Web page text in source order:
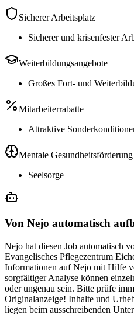
Sicherer Arbeitsplatz
Sicherer und krisenfester
Weiterbildungsangebote
Großes Fort- und
Mitarbeiterrabatte
Attraktive
Mentale Gesundheitsförderung
Seelsorge
Von Nejo automatisch
Nejo hat diesen Job automatisch
Evangelisches Pflegezentrum
Informationen auf Nejo mit Hilfe
sorgfältiger Analyse können
oder ungenau sein. Bitte prüfe
Originalanzeige! Inhalte und
liegen beim ausschreibenden